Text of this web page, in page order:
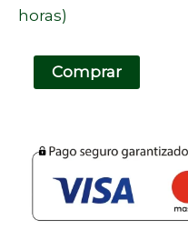
horas)
Comprar